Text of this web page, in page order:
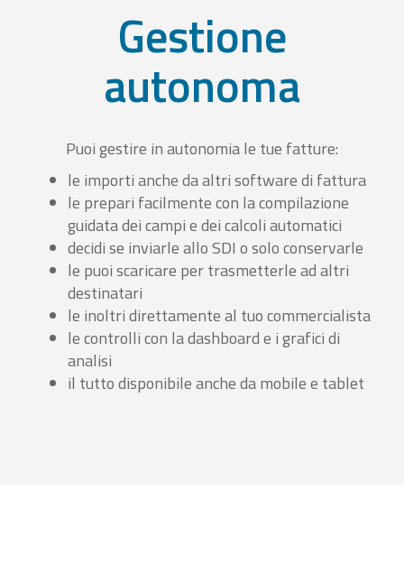
Gestione
autonoma
Puoi gestire in autonomia le tue fatture:
le importi anche da altri software di fattura
le prepari facilmente con la compilazione
guidata dei campi e dei calcoli automatici
decidi se inviarle allo SDI o solo conservarle
le puoi scaricare per trasmetterle ad altri
destinatari
le inoltri direttamente al tuo commercialista
le controlli con la dashboard e i grafici di
analisi
il tutto disponibile anche da mobile e tablet